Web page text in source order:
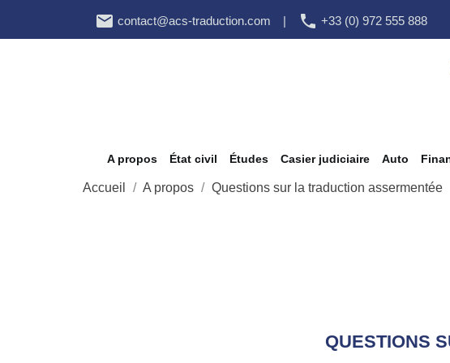
 contact@acs-traduction.com |  +33 (0) 972 555 888
A propos État civil Études Casier judiciaire Auto
Accueil A propos Questions sur la traduction assermentée
QUESTIONS